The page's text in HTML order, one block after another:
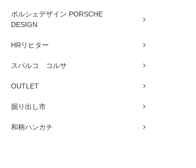
ポルシェデザイン PORSCHE
DESIGN
HRリヒター
スパルコ コルサ
OUTLET
掘り出し市
和柄ハンカチ